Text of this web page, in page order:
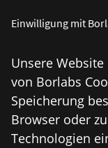
Einwilligung mit
Unsere
von Borlabs
Speicherung
Browser oder
Technologien